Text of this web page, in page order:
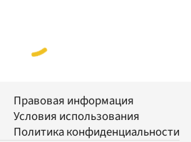
Правовая информация
Условия использования
Политика конфиденциальности